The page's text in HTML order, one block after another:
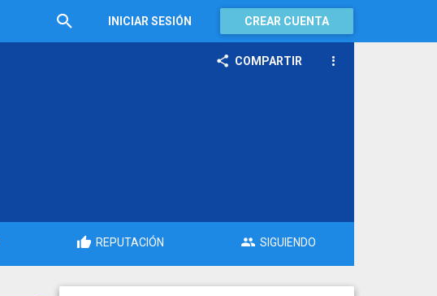
INICIAR SESIÓN CREAR CUENTA
COMPARTIR
REPUTACIÓN SIGUIENDO